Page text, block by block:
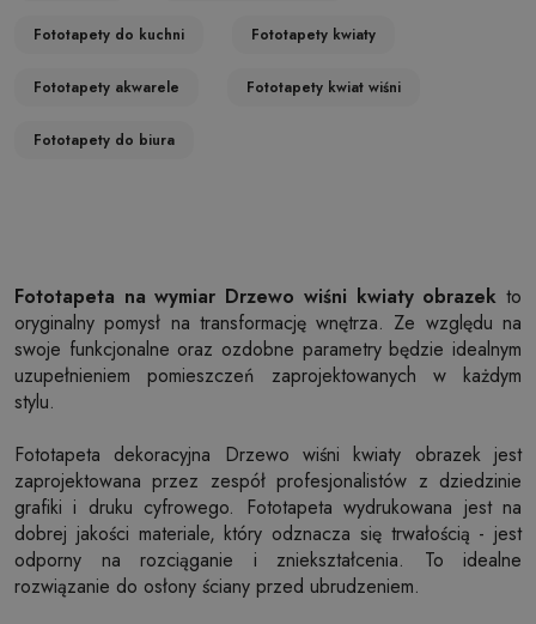
Fototapety do kuchni Fototapety kwiaty
Fototapety akwarele Fototapety kwiat wiśni
Fototapety do biura
Fototapeta na wymiar Drzewo wiśni kwiaty obrazek to
oryginalny pomysł na transformację wnętrza. Ze względu na
swoje funkcjonalne oraz ozdobne parametry będzie idealnym
uzupełnieniem pomieszczeń zaprojektowanych w każdym
stylu.
Fototapeta dekoracyjna Drzewo wiśni kwiaty obrazek jest
zaprojektowana przez zespół profesjonalistów z dziedzinie
grafiki i druku cyfrowego. Fototapeta wydrukowana jest na
dobrej jakości materiale, który odznacza się trwałością - jest
odporny na rozciąganie i zniekształcenia. To idealne
rozwiązanie do osłony ściany przed ubrudzeniem.